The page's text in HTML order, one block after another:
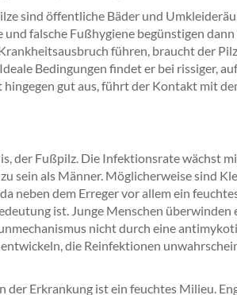
sind öffentliche Bäder und
und falsche Fußhygiene begünstigen
führen, braucht der
Bedingungen findet er bei rissiger,
gut aus, führt der Kontakt mit
der Fußpilz. Die Infektionsrate wächst
sein als Männer. Möglicherweise sind
neben dem Erreger vor allem ein
ist. Junge Menschen
nicht durch eine
die Reinfektionen
Erkrankung ist ein feuchtes Milieu.